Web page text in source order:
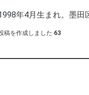
年4月生まれ。墨田
稿を作成しました 63